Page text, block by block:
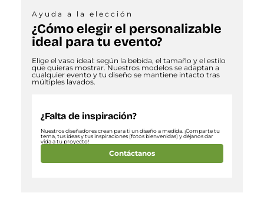
Ayuda a la elección
¿Cómo elegir el personalizable
ideal para tu evento?
Elige el vaso ideal: según la bebida, el tamaño y el estilo
que quieras mostrar. Nuestros modelos se adaptan a
cualquier evento y tu diseño se mantiene intacto tras
múltiples lavados.
¿Falta de inspiración?
Nuestros diseñadores crean para ti un diseño a medida. ¡Comparte tu
tema, tus ideas y tus inspiraciones (fotos bienvenidas) y déjanos dar
vida a tu proyecto!
Contáctanos